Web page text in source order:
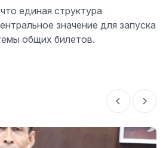
единая структура
значение для запуска
общих билетов.